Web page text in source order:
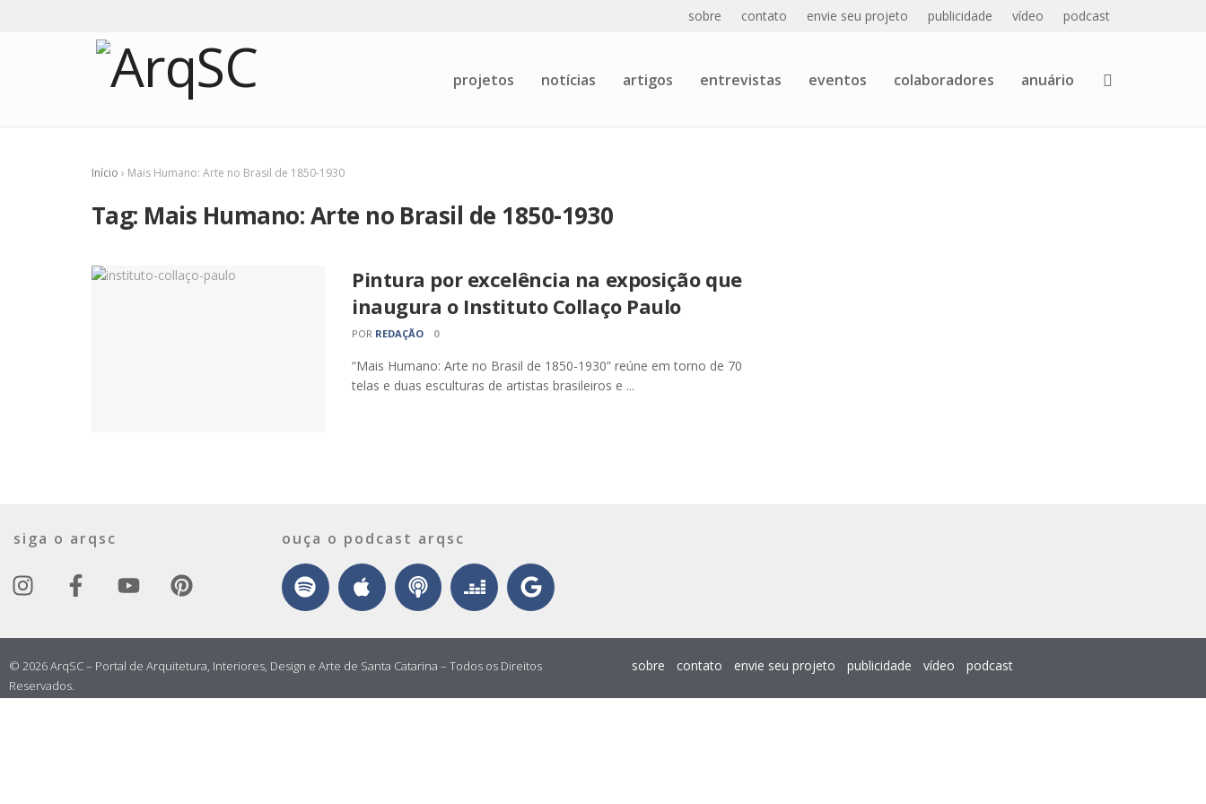
sobre contato envie seu projeto publicidade vídeo podcast
projetos notícias artigos entrevistas eventos colaboradores anuário
Início › Mais Humano: Arte no Brasil de 1850-1930
Tag: Mais Humano: Arte no Brasil de 1850-1930
Pintura por excelência na exposição que
inaugura o Instituto Collaço Paulo
POR REDAÇÃO 0
“Mais Humano: Arte no Brasil de 1850-1930” reúne em torno de 70
telas e duas esculturas de artistas brasileiros e ...
siga o arqsc ouça o podcast arqsc
© 2026 ArqSC – Portal de Arquitetura, Interiores, Design e Arte de Santa Catarina – Todos os Direitos
Reservados.
sobre contato envie seu projeto publicidade vídeo podcast